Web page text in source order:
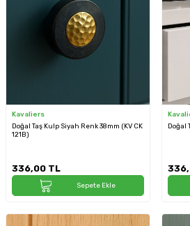
Kavaliers
Doğal Taş Kulp Siyah Renk 38mm (KV CK
121B)
336,00 TL
Sepete Ekle
Doğal